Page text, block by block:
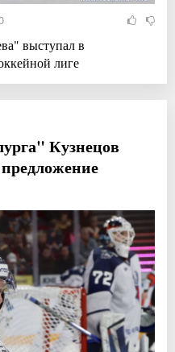
выступал в
лиге
Кузнецов